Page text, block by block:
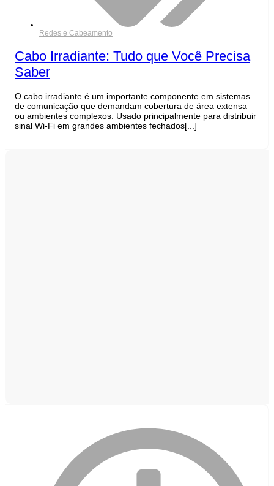
Redes e Cabeamento
Cabo Irradiante: Tudo que Você Precisa
Saber
O cabo irradiante é um importante componente em sistemas
de comunicação que demandam cobertura de área extensa
ou ambientes complexos. Usado principalmente para distribuir
sinal Wi-Fi em grandes ambientes fechados[...]